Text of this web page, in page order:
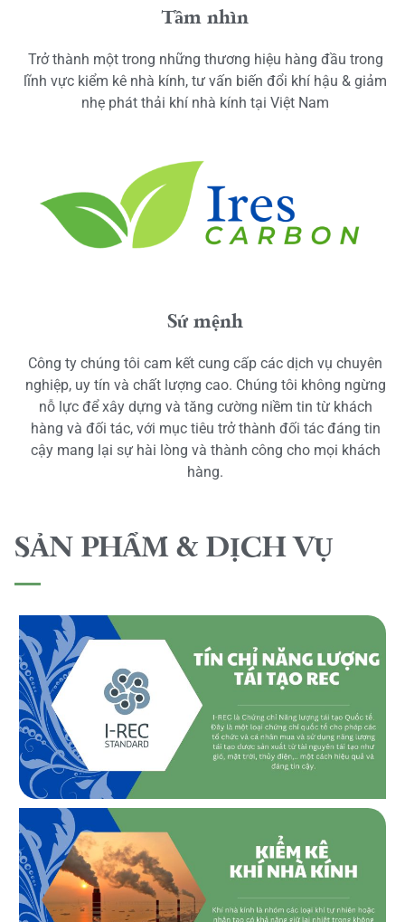
Tầm nhìn
Trở thành một trong những thương hiệu hàng đầu trong
lĩnh vực kiểm kê nhà kính, tư vấn biến đổi khí hậu & giảm
nhẹ phát thải khí nhà kính tại Việt Nam
Sứ mệnh
Công ty chúng tôi cam kết cung cấp các dịch vụ chuyên
nghiệp, uy tín và chất lượng cao. Chúng tôi không ngừng
nỗ lực để xây dựng và tăng cường niềm tin từ khách
hàng và đối tác, với mục tiêu trở thành đối tác đáng tin
cậy mang lại sự hài lòng và thành công cho mọi khách
hàng.
SẢN PHẨM & DỊCH VỤ